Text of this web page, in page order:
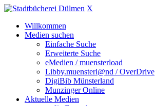
X
Willkommen
Medien suchen
Einfache Suche
Erweiterte Suche
eMedien / muensterload
Libby.muensterl@nd / OverDrive
DigiBib Münsterland
Munzinger Online
Aktuelle Medien